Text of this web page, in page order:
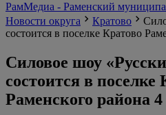
РамМедиа - Раменский
Новости округа
Кратово
состоится в поселке Кратово
Силовое шоу
состоится в поселке
Раменского района